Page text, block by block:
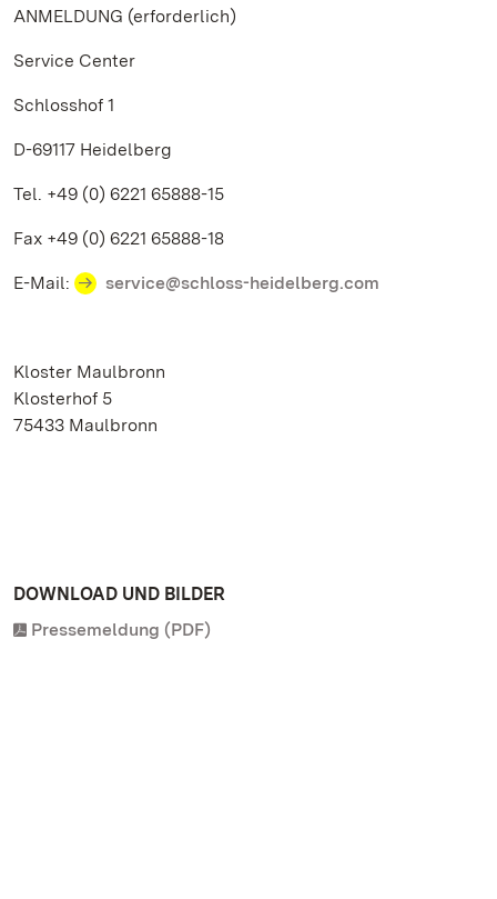
ANMELDUNG (erforderlich)
Service Center
Schlosshof 1
D-69117 Heidelberg
Tel. +49 (0) 6221 65888-15
Fax +49 (0) 6221 65888-18
E-Mail: service@schloss-heidelberg.com
Kloster Maulbronn
Klosterhof 5
75433 Maulbronn
DOWNLOAD UND BILDER
Pressemeldung (PDF)